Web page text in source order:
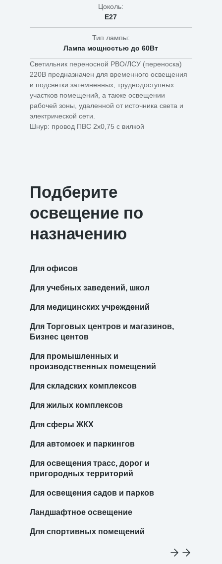
Цоколь:
E27
Тип лампы:
Лампа мощностью до 60Вт
Светильник переносной РВО/ЛСУ (переноска)
220В предназначен для временного освещения
и подсветки затемненных, труднодоступных
участков помещений, а также освещении
рабочей зоны, удаленной от источника света и
электрической сети.
Шнур: провод ПВС 2х0,75 с вилкой
Подберите
освещение по
назначению
Для офисов
Для учебных заведений, школ
Для медицинских учреждений
Для Торговых центров и магазинов,
Бизнес центов
Для промышленных и
производственных помещений
Для складских комплексов
Для жилых комплексов
Для сферы ЖКХ
Для автомоек и паркингов
Для освещения трасс, дорог и
пригородных территорий
Для освещения садов и парков
Ландшафтное освещение
Для спортивных помещений